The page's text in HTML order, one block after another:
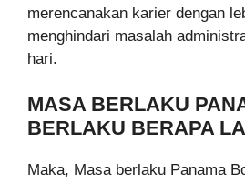
merencanakan karier dengan
menghindari masalah
hari.
MASA BERLAKU
BERLAKU BERAPA
Maka, Masa berlaku Panama